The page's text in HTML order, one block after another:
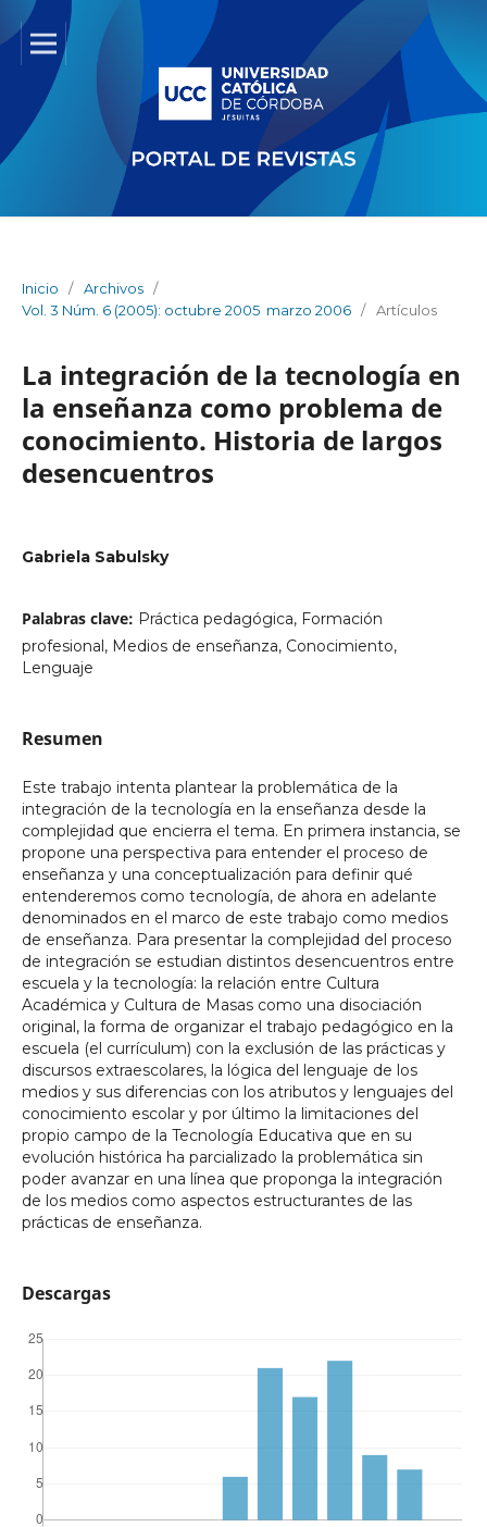
Inicio / Archivos /
Vol. 3 Núm. 6 (2005): octubre 2005  marzo 2006 / Artículos
La integración de la tecnología en
la enseñanza como problema de
conocimiento. Historia de largos
desencuentros
Gabriela Sabulsky
Palabras clave: Práctica pedagógica, Formación
profesional, Medios de enseñanza, Conocimiento,
Lenguaje
Resumen
Este trabajo intenta plantear la problemática de la
integración de la tecnología en la enseñanza desde la
complejidad que encierra el tema. En primera instancia, se
propone una perspectiva para entender el proceso de
enseñanza y una conceptualización para definir qué
entenderemos como tecnología, de ahora en adelante
denominados en el marco de este trabajo como medios
de enseñanza. Para presentar la complejidad del proceso
de integración se estudian distintos desencuentros entre
escuela y la tecnología: la relación entre Cultura
Académica y Cultura de Masas como una disociación
original, la forma de organizar el trabajo pedagógico en la
escuela (el currículum) con la exclusión de las prácticas y
discursos extraescolares, la lógica del lenguaje de los
medios y sus diferencias con los atributos y lenguajes del
conocimiento escolar y por último la limitaciones del
propio campo de la Tecnología Educativa que en su
evolución histórica ha parcializado la problemática sin
poder avanzar en una línea que proponga la integración
de los medios como aspectos estructurantes de las
prácticas de enseñanza.
Descargas